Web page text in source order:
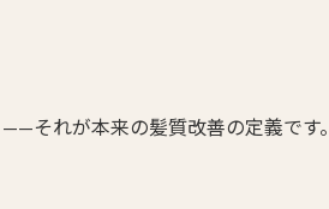
それが本来の髪質改善の定義です。